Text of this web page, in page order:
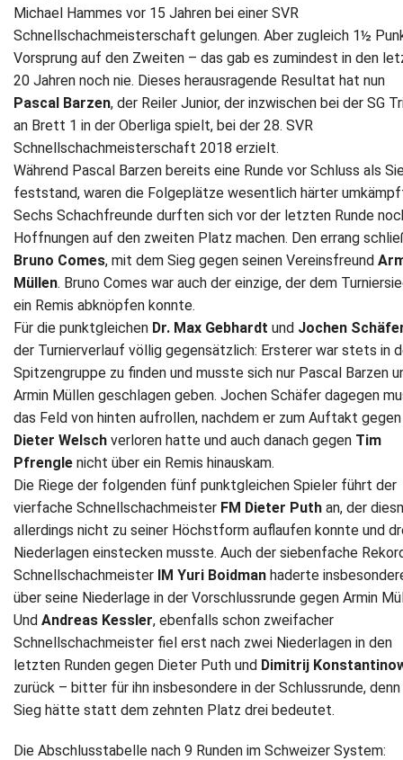
Michael Hammes vor 15 Jahren bei einer SVR
Schnellschachmeisterschaft gelungen. Aber zugleich 1½
Vorsprung auf den Zweiten – das gab es zumindest in den
20 Jahren noch nie. Dieses herausragende Resultat hat nun
Pascal Barzen, der Reiler Junior, der inzwischen bei der SG
an Brett 1 in der Oberliga spielt, bei der 28. SVR
Schnellschachmeisterschaft 2018 erzielt.
Während Pascal Barzen bereits eine Runde vor Schluss als
feststand, waren die Folgeplätze wesentlich härter
Sechs Schachfreunde durften sich vor der letzten Runde
Hoffnungen auf den zweiten Platz machen. Den errang
Bruno Comes, mit dem Sieg gegen seinen Vereinsfreund
Müllen. Bruno Comes war auch der einzige, der dem
ein Remis abknöpfen konnte.
Für die punktgleichen Dr. Max Gebhardt und Jochen
der Turnierverlauf völlig gegensätzlich: Ersterer war stets in
Spitzengruppe zu finden und musste sich nur Pascal Barzen
Armin Müllen geschlagen geben. Jochen Schäfer dagegen
das Feld von hinten aufrollen, nachdem er zum Auftakt gegen
Dieter Welsch verloren hatte und auch danach gegen Tim
Pfrengle nicht über ein Remis hinauskam.
Die Riege der folgenden fünf punktgleichen Spieler führt der
vierfache Schnellschachmeister FM Dieter Puth an, der
allerdings nicht zu seiner Höchstform auflaufen konnte und
Niederlagen einstecken musste. Auch der siebenfache
Schnellschachmeister IM Yuri Boidman haderte
über seine Niederlage in der Vorschlussrunde gegen Armin
Und Andreas Kessler, ebenfalls schon zweifacher
Schnellschachmeister fiel erst nach zwei Niederlagen in den
letzten Runden gegen Dieter Puth und Dimitrij
zurück – bitter für ihn insbesondere in der Schlussrunde, denn
Sieg hätte statt dem zehnten Platz drei bedeutet.
Die Abschlusstabelle nach 9 Runden im Schweizer System: